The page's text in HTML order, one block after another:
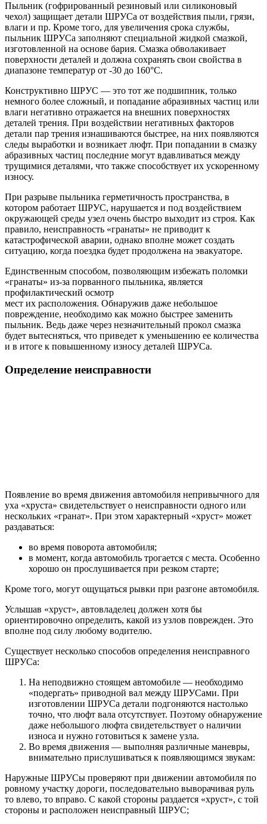
Пыльник (гофрированный резиновый или силиконовый
чехол) защищает детали ШРУСа от воздействия пыли, грязи,
влаги и пр. Кроме того, для увеличения срока службы,
пыльник ШРУСа заполняют специальной жидкой смазкой,
изготовленной на основе бария. Смазка обволакивает
поверхности деталей и должна сохранять свои свойства в
диапазоне температур от -30 до 160°С.
Конструктивно ШРУС — это тот же подшипник, только
немного более сложный, и попадание абразивных частиц или
влаги негативно отражается на внешних поверхностях
деталей трения. При воздействии негативных факторов
детали пар трения изнашиваются быстрее, на них появляются
следы выработки и возникает люфт. При попадании в смазку
абразивных частиц последние могут вдавливаться между
трущимися деталями, что также способствует их ускоренному
износу.
При разрыве пыльника герметичность пространства, в
котором работает ШРУС, нарушается и под воздействием
окружающей среды узел очень быстро выходит из строя. Как
правило, неисправность «гранаты» не приводит к
катастрофической аварии, однако вполне может создать
ситуацию, когда поездка будет продолжена на эвакуаторе.
Единственным способом, позволяющим избежать поломки
«гранаты» из-за порванного пыльника, является
профилактический осмотр
мест их расположения. Обнаружив даже небольшое
повреждение, необходимо как можно быстрее заменить
пыльник. Ведь даже через незначительный прокол смазка
будет вытесняться, что приведет к уменьшению ее количества
и в итоге к повышенному износу деталей ШРУСа.
Определение неисправности
Появление во время движения автомобиля непривычного для
уха «хруста» свидетельствует о неисправности одного или
нескольких «гранат». При этом характерный «хруст» может
раздаваться:
во время поворота автомобиля;
в момент, когда автомобиль трогается с места. Особенно
хорошо он прослушивается при резком старте;
Кроме того, могут ощущаться рывки при разгоне автомобиля.
Услышав «хруст», автовладелец должен хотя бы
ориентировочно определить, какой из узлов поврежден. Это
вполне под силу любому водителю.
Существует несколько способов определения неисправного
ШРУСа:
На неподвижно стоящем автомобиле — необходимо
«подергать» приводной вал между ШРУСами. При
изготовлении ШРУСа детали подгоняются настолько
точно, что люфт вала отсутствует. Поэтому обнаружение
даже небольшого люфта свидетельствует о наличии
износа и нужно готовиться к замене узла.
Во время движения — выполняя различные маневры,
внимательно прислушиваться к появляющимся звукам:
Наружные ШРУСы проверяют при движении автомобиля по
ровному участку дороги, последовательно выворачивая руль
то влево, то вправо. С какой стороны раздается «хруст», с той
стороны и расположен неисправный ШРУС;